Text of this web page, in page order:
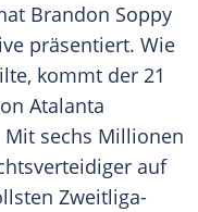
Brandon Soppy
präsentiert. Wie
kommt der 21
Atalanta
sechs Millionen
auf
Zweitliga-